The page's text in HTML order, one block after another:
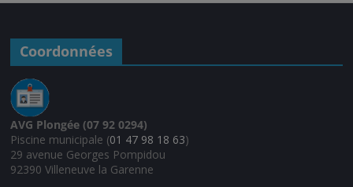
Coordonnées
AVG Plongée (07 92 0294)
Piscine municipale (01 47 98 18 63)
29 avenue Georges Pompidou
92390 Villeneuve la Garenne